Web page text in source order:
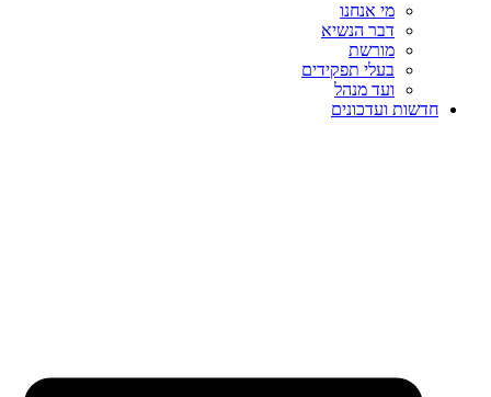
מי אנחנו
דבר הנשיא
מורשת
בעלי תפקידים
ועד מנהל
חדשות ועדכונים